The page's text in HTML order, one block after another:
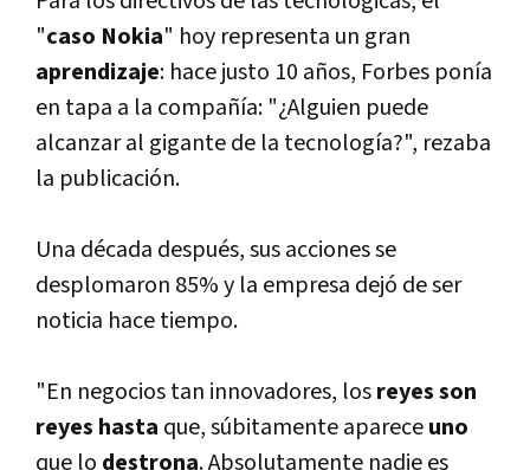
"caso Nokia" hoy representa un gran
aprendizaje: hace justo 10 años, Forbes poní­a
en tapa a la compañí­a: "¿Alguien puede
alcanzar al gigante de la tecnologí­a?", rezaba
la publicación.
Una década después, sus acciones se
desplomaron 85% y la empresa dejó de ser
noticia hace tiempo.
"En negocios tan innovadores, losreyes son
reyes hasta que, súbitamente apareceuno
que lo destrona. Absolutamente nadie es